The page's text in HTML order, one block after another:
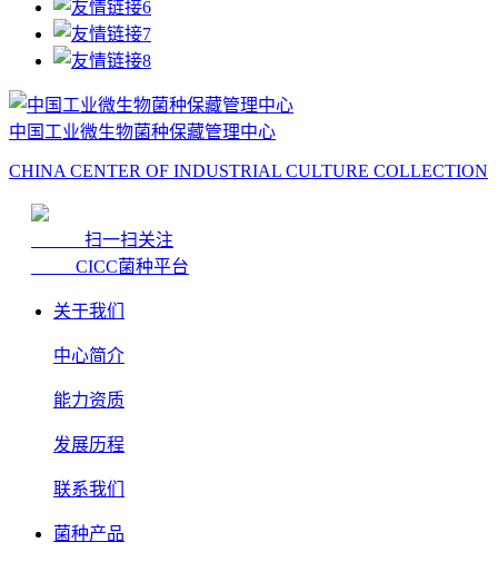
中国工业微生物菌种保藏管理中心
CHINA CENTER OF INDUSTRIAL CULTURE COLLECTION
扫一扫关注
CICC菌种平台
关于我们
中心简介
能力资质
发展历程
联系我们
菌种产品